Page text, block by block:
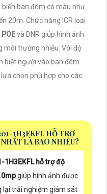
biến ban đêm có màu như
20m. Chức năng ICR loại
và DNR giúp hình ảnh
trường nhiễu. Với độ
biệt người vào ban đêm
lựa chọn phù hợp cho các
1H3EKFL HỖ TRỢ
LÀ BAO NHIÊU?
1H3EKFL hỗ trợ độ
giúp hình ảnh được
lại trải nghiệm giám sát